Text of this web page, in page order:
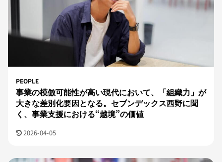
PEOPLE
事業の模倣可能性が高い現代において、「組織力」が
大きな差別化要因となる。セブンデックス西野に聞
く、事業支援における“越境”の価値
2026-04-05